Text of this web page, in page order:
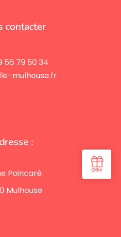
contacter
56 79 50 34
mulhouse.fr
:
Poincaré
Mulhouse